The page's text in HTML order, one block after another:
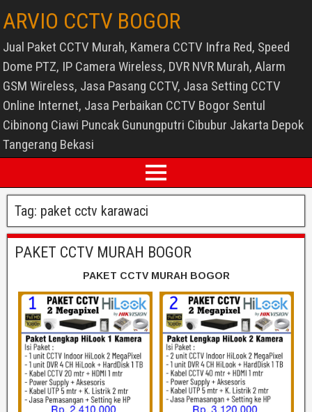
ARVIO CCTV BOGOR
Jual Paket CCTV Murah, Kamera CCTV Infra Red, Speed
Dome PTZ, IP Camera Wireless, DVR NVR Murah, Alarm
GSM Wireless, Jasa Pasang CCTV, Jasa Setting CCTV
Online Internet, Jasa Perbaikan CCTV Bogor Sentul
Cibinong Ciawi Puncak Gunungputri Cibubur Jakarta Depok
Tangerang Bekasi
Tag: paket cctv karawaci
PAKET CCTV MURAH BOGOR
PAKET CCTV MURAH BOGOR